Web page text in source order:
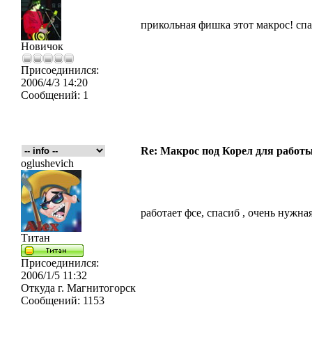
Новичок
Присоединился:
2006/4/3 14:20
Сообщений: 1
прикольная фишка этот макрос!
Re: Макрос под Корел для
oglushevich
Титан
Присоединился:
2006/1/5 11:32
Откуда г. Магнитогорск
Сообщений: 1153
работает фсе, спасиб , очень